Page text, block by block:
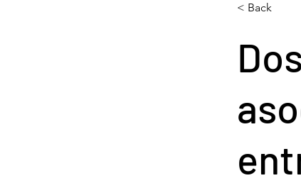
< Back